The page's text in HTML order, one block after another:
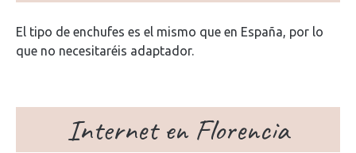
El tipo de enchufes es el mismo que en España, por lo
que no necesitaréis adaptador.
Internet en Florencia